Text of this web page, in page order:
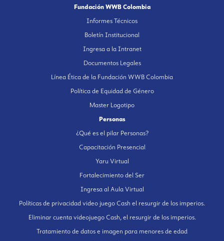
Fundación WWB Colombia
Informes Técnicos
Boletín Institucional
Ingresa a la Intranet
Documentos Legales
Línea Ética de la Fundación WWB Colombia
Política de Equidad de Género
Master Logotipo
Personas
¿Qué es el pilar Personas?
Capacitación Presencial
Yaru Virtual
Fortalecimiento del Ser
Ingresa al Aula Virtual
Políticas de privacidad video juego Cash el resurgir de los imperios.
Eliminar cuenta videojuego Cash, el resurgir de los imperios.
Tratamiento de datos e imagen para menores de edad